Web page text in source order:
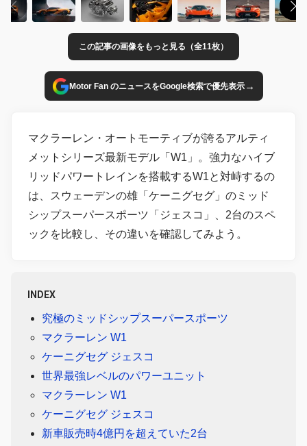
この記事の画像をもっと見る（全11枚）
Motor Fan のニュースをGoogle検索で優先表示→
マクラーレン・オートモーティブが誇るアルティ
メットシリーズ最新モデル「W1」。強力なハイブ
リッドパワートレインを搭載するW1と対峙するの
は、スウェーデンの雄「ケーニグセグ」のミッド
シップスーパースポーツ「ジェスコ」、2台のスペ
ックを比較し、その違いを確認してみよう。
INDEX
究極のミッドシップスーパースポーツ
マクラーレン W1
ケーニグセグ ジェスコ
世界最強レベルのパワーユニット
マクラーレン W1
ケーニグセグ ジェスコ
新車販売時4億円を超えていた2台